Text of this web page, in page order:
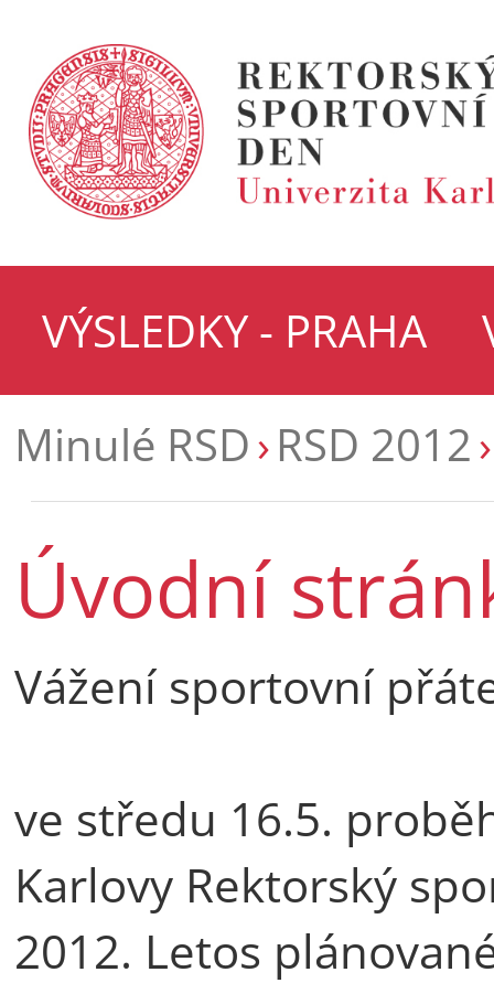
VÝSLEDKY - PRAHA
Minulé RSD RSD 2012
Úvodní
Vážení sportovní
ve středu 16.5.
Karlovy Rektorský
2012. Letos